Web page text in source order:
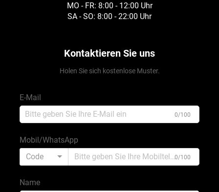
MO - FR: 8:00 - 12:00 Uhr
SA - SO: 8:00 - 22:00 Uhr
Kontaktieren Sie uns
Holen Sie sich kostenlose Muster.
E-Mail
0/100
Mobil/WhatsApp
Code
0/100
Name